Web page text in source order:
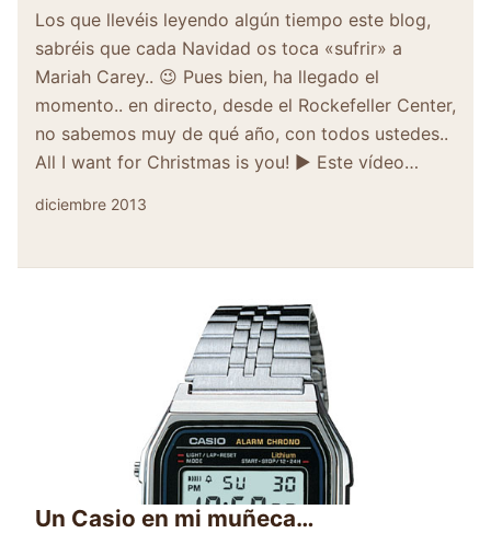
Los que llevéis leyendo algún tiempo este blog,
sabréis que cada Navidad os toca «sufrir» a
Mariah Carey.. 😉 Pues bien, ha llegado el
momento.. en directo, desde el Rockefeller Center,
no sabemos muy de qué año, con todos ustedes..
All I want for Christmas is you! ▶ Este vídeo…
diciembre 2013
Un Casio en mi muñeca…